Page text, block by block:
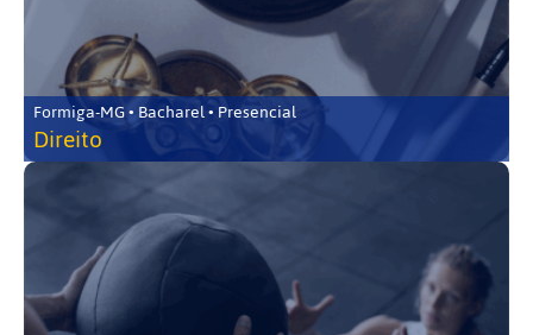
Formiga-MG • Bacharel • Presencial
Direito